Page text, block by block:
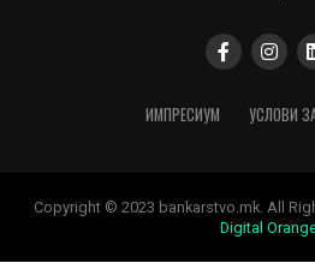
ИМПРЕСИУМ УСЛОВИ
Copyright © 2023 bankarstvo.mk. All
Digital